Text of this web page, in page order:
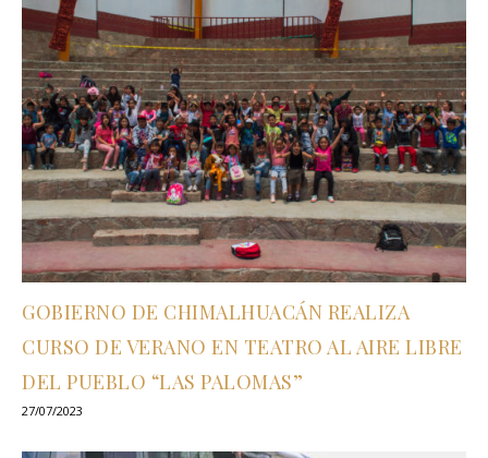
GOBIERNO DE CHIMALHUACÁN REALIZA
CURSO DE VERANO EN TEATRO AL AIRE LIBRE
DEL PUEBLO “LAS PALOMAS”
27/07/2023